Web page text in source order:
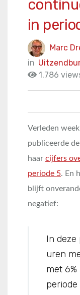
in
Marc
in
1.786
Verleden
publiceerde
haar cijfers
periode 5. En
blijft
negatief:
In deze
uren
met
periode